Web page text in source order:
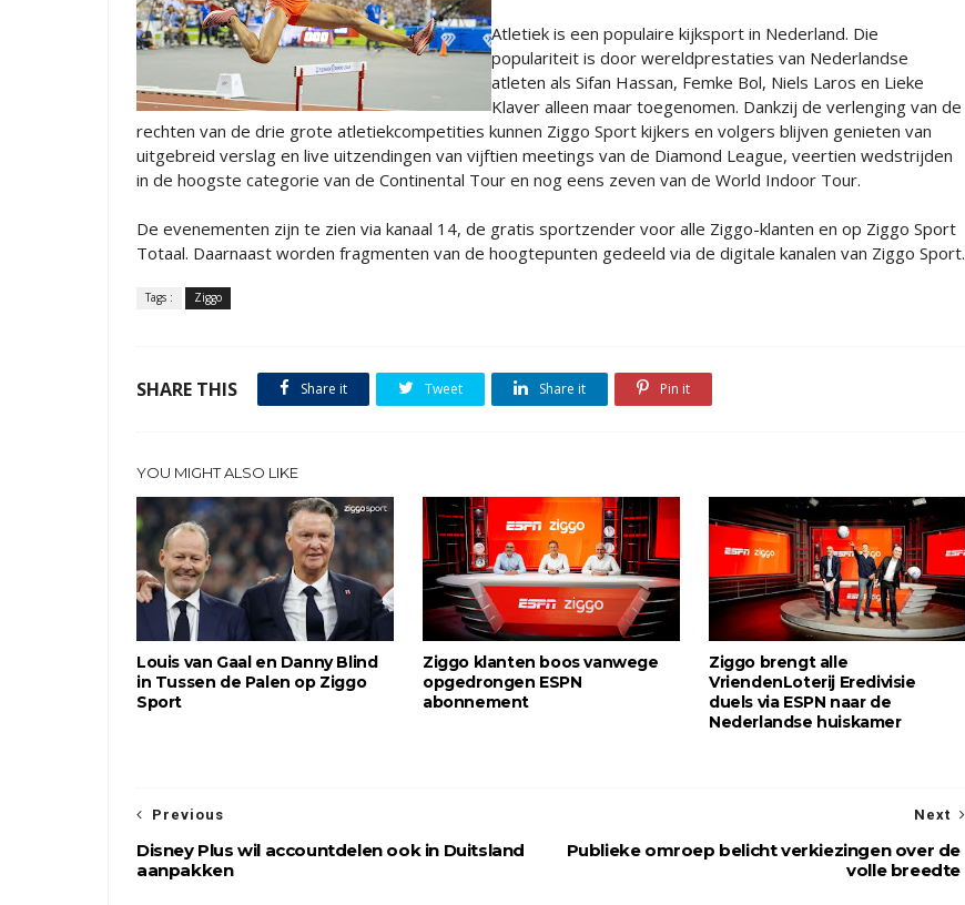
Atletiek is een populaire kijksport in Nederland. Die
populariteit is door wereldprestaties van Nederlandse
atleten als Sifan Hassan, Femke Bol, Niels Laros en Lieke
Klaver alleen maar toegenomen. Dankzij de verlenging van de
rechten van de drie grote atletiekcompetities kunnen Ziggo Sport kijkers en volgers blijven genieten van
uitgebreid verslag en live uitzendingen van vijftien meetings van de Diamond League, veertien wedstrijden
in de hoogste categorie van de Continental Tour en nog eens zeven van de World Indoor Tour.
De evenementen zijn te zien via kanaal 14, de gratis sportzender voor alle Ziggo-klanten en op Ziggo Sport
Totaal. Daarnaast worden fragmenten van de hoogtepunten gedeeld via de digitale kanalen van Ziggo Sport.
Tags : Ziggo
SHARE THIS Share it Tweet Share it Pin it
YOU MIGHT ALSO LIKE
Louis van Gaal en Danny Blind
in Tussen de Palen op Ziggo
Sport
Ziggo klanten boos vanwege
opgedrongen ESPN
abonnement
Ziggo brengt alle
VriendenLoterij Eredivisie
duels via ESPN naar de
Nederlandse huiskamer
Next
Publieke omroep belicht verkiezingen over de
volle breedte
Previous
Disney Plus wil accountdelen ook in Duitsland
aanpakken